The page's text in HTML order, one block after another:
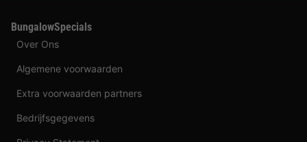
BungalowSpecials
Over Ons
Algemene voorwaarden
Extra voorwaarden partners
Bedrijfsgegevens